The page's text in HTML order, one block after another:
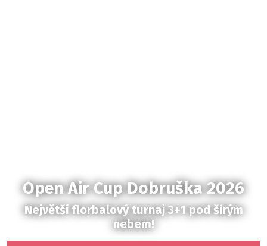
Open Air Cup Dobruška 2026
Největší florbalový turnaj 3+1 pod širým
nebem!